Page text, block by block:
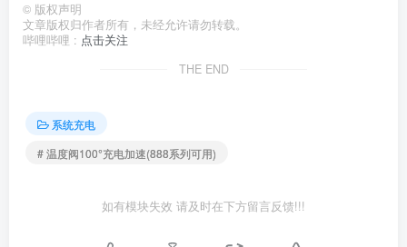
© 版权声明
文章版权归作者所有，未经允许请勿转载。
哔哩哔哩 : 点击关注
THE END
系统充电
# 温度阀100°充电加速(888系列可用)
如有模块失效 请及时在下方留言反馈!!!